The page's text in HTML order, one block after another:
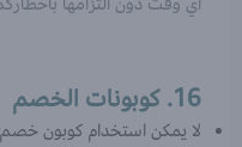
16. كوبونات الخصم
لا يمكن استخدام كوبون